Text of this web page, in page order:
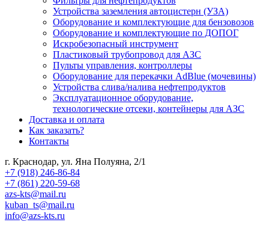
Устройства заземления автоцистерн (УЗА)
Оборудование и комплектующие для бензовозов
Оборудование и комплектующие по ДОПОГ
Искробезопасный инструмент
Пластиковый трубопровод для АЗС
Пульты управления, контроллеры
Оборудование для перекачки AdBlue (мочевины)
Устройства слива/налива нефтепродуктов
Эксплуатационное оборудование,
технологические отсеки, контейнеры для АЗС
Доставка и оплата
Как заказать?
Контакты
г. Краснодар, ул. Яна Полуяна, 2/1
+7 (918) 246-86-84
+7 (861) 220-59-68
azs-kts@mail.ru
kuban_ts@mail.ru
info@azs-kts.ru